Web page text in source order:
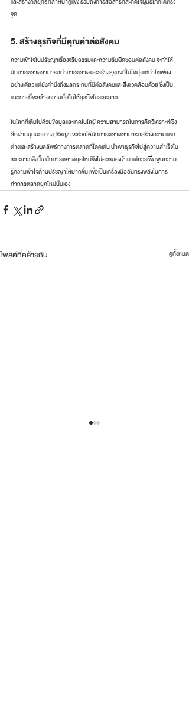
จุด
5. สร้างธุรกิจที่มีคุณค่าต่อสังคม
ความเข้าใจในปรัชญาเรื่องจริยธรรมและความรับผิดชอบต่อสังคม จะทำให้
นักการตลาดสามารถทำการตลาดและสร้างธุรกิจที่ไม่ได้มุ่งแต่กำไรเพียง
อย่างเดียว แต่ยังคำนึงถึงผลกระทบที่มีต่อสังคมและสิ่งแวดล้อมด้วย ซึ่งเป็น
แนวทางที่จะสร้างความยั่งยืนให้ธุรกิจในระยะยาว
ในโลกที่เต็มไปด้วยข้อมูลและเทคโนโลยี ความสามารถในการคิดวิเคราะห์เชิง
ลึกผ่านมุมมองทางปรัชญา จะช่วยให้นักการตลาดสามารถสร้างความแตก
ต่างและสร้างผลลัพธ์ทางการตลาดที่โดดเด่น นำพาธุรกิจไปสู่ความสำเร็จใน
ระยะยาว ดังนั้น นักการตลาดยุคใหม่จึงไม่ควรมองข้าม แต่ควรเพิ่มพูนความ
รู้ความเข้าใจด้านปรัชญาให้มากขึ้น เพื่อเป็นเครื่องมืออันทรงพลังในการ
ทำการตลาดยุคใหม่นั่นเอง
โพสต์ที่คล้ายกัน ดูทั้งหมด